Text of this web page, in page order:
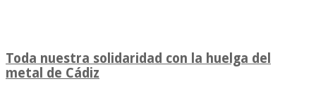
Toda nuestra solidaridad con la huelga del
metal de Cádiz